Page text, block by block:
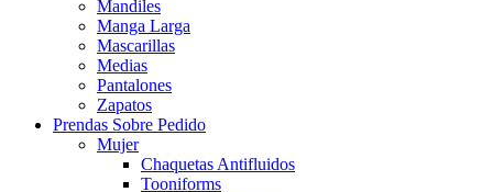
Mandiles
Manga Larga
Mascarillas
Medias
Pantalones
Zapatos
Prendas Sobre Pedido
Mujer
Chaquetas Antifluidos
Tooniforms